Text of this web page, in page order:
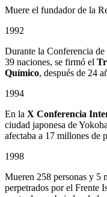
Muere el fundador de la
1992
Durante la Conferencia
39 naciones, se firmó el
Químico, después de 24
1994
En la X Conferencia
ciudad japonesa de
afectaba a 17 millones de
1998
Mueren 258 personas y 5
perpetrados por el Frente